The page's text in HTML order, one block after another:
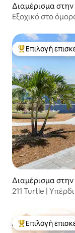
Διαμέρισμα
Εξοχικό στο
Κορυφαία
Επιλογή
Διαμέρισμα
211 Turtle |
Κορυφαία
Επιλογή